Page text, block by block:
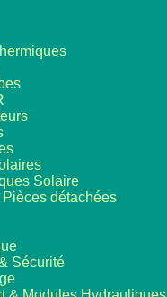
Solaire
détachées
Sécurité